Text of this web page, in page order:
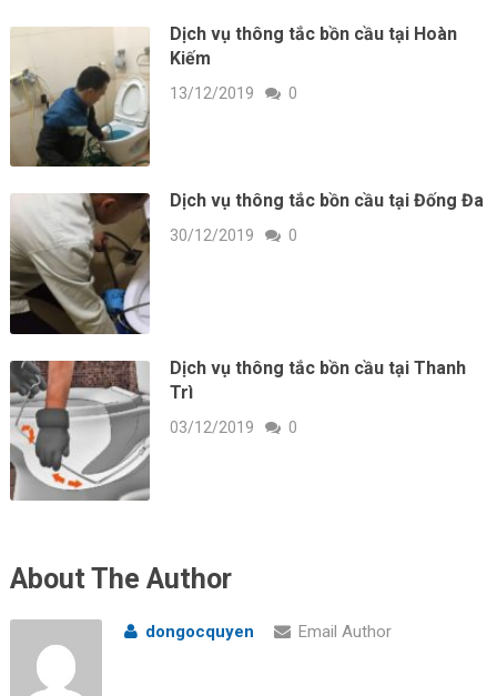
Dịch vụ thông tắc bồn cầu tại Hoàn
Kiếm
13/12/2019 0
Dịch vụ thông tắc bồn cầu tại Đống Đa
30/12/2019 0
Dịch vụ thông tắc bồn cầu tại Thanh
Trì
03/12/2019 0
About The Author
dongocquyen Email Author